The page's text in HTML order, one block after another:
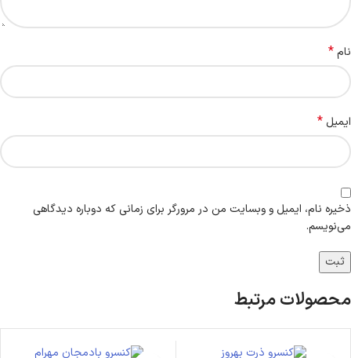
نام*
ایمیل *
ذخیره نام، ایمیل و وبسایت من در مرورگر برای زمانی که دوباره دیدگاهی
می‌نویسم.
محصولات مرتبط